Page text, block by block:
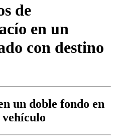
de
en un
con destino
un doble fondo en